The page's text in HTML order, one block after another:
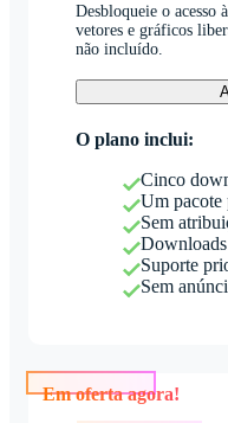
Desbloqueie o acesso
vetores e gráficos
não incluído.
O plano inclui:
Cinco
Um pacote
Sem
Suporte
Sem